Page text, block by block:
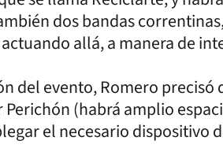
dos bandas
allá, a manera de
del evento, Romero precisó
(habrá amplio
el necesario dispositivo